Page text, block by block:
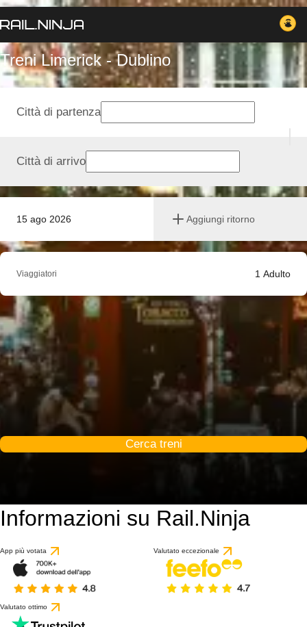
Treni Limerick - Dublino
15 ago 2026 Aggiungi ritorno
Città di partenza
Città di arrivo
Viaggiatori 1 Adulto
Cerca treni
Informazioni su Rail.Ninja
App più votata Valutato eccezionale
Valutato ottimo
8.9 / 10
basato su 1